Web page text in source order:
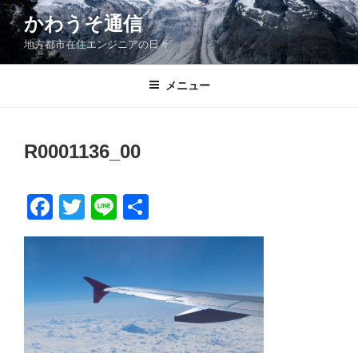
コ
ン
ン
かわうそ通信
地方都市在住エンジニアの日々
メニュー
R0001136_00
F
a
e
b
o
T
wi
er
Li
n
有